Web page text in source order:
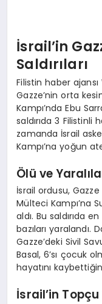
İsrail’in
Saldırıları
Filistin haber ajansı
Gazze’nin orta
Kampı’nda Ebu
saldırıda 3 Filistinli
zamanda İsrail
Kampı’na yoğun
Ölü ve
İsrail ordusu,
Mülteci Kampı’na
aldı. Bu saldırıda
bazıları yaralandı.
Gazze’deki Sivil
Basal, 6’sı çocuk
hayatını
İsrail’in Topçu